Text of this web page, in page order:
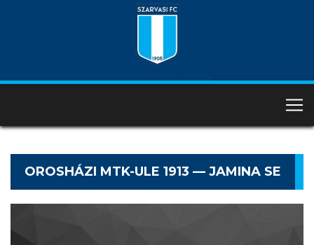
OROSHÁZI MTK-ULE 1913 — JAMINA SE